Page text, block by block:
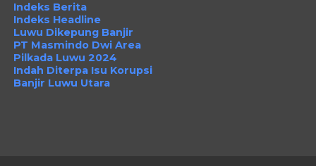
Indeks Berita
Indeks Headline
Luwu Dikepung Banjir
PT Masmindo Dwi Area
Pilkada Luwu 2024
Indah Diterpa Isu Korupsi
Banjir Luwu Utara